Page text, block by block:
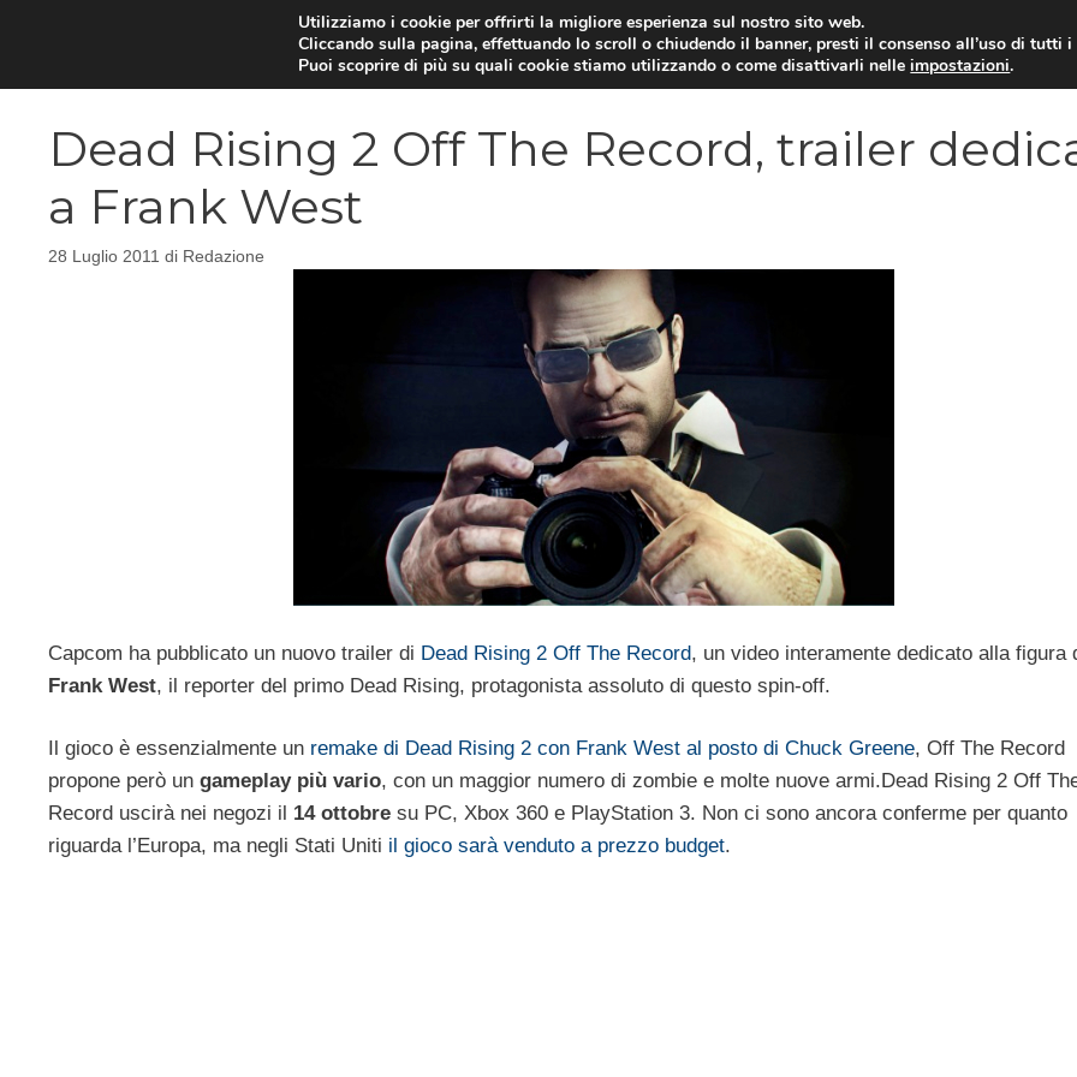
VIDEOGIOCHI NEWS
Dead Rising 2 Off The Record, trailer
a Frank West
28 Luglio 2011 di Redazione
Capcom ha pubblicato un nuovo trailer di Dead Rising 2 Off The Record, un video interamente dedicato alla figura
Frank West, il reporter del primo Dead Rising, protagonista assoluto di questo spin-off.
Il gioco è essenzialmente un remake di Dead Rising 2 con Frank West al posto di Chuck Greene, Off The Record
propone però un gameplay più vario, con un maggior numero di zombie e molte nuove armi. Dead Rising 2 Off
Record uscirà nei negozi il 14 ottobre su PC, Xbox 360 e PlayStation 3. Non ci sono ancora conferme per quanto
riguarda l’Europa, ma negli Stati Uniti il gioco sarà venduto a prezzo budget.
Utilizziamo i cookie per offrirti la migliore esperienza sul nostro sito web.
Cliccando sulla pagina, effettuando lo scroll o chiudendo il banner, presti il consenso all’uso di tutti
Puoi scoprire di più su quali cookie stiamo utilizzando o come disattivarli nelleimpostazioni.